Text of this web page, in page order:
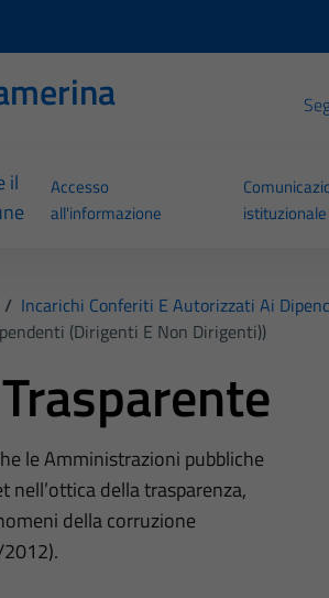
il
Accesso
all'informazione
istituzionale
/ Incarichi Conferiti E Autorizzati Ai
(dirigenti E Non Dirigenti))
le Amministrazioni pubbliche
della trasparenza,
della corruzione